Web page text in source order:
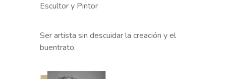
Escultor y Pintor
Ser artista sin descuidar la creación y el
buentrato.